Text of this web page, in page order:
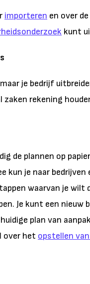
importeren en over
kunt
je bedrijf
zaken rekening
de plannen op
kun je naar bedrijven
waarvan je wilt
Je kunt een nieuw
plan van
over het opstellen